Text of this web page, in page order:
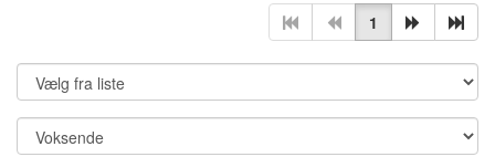
1